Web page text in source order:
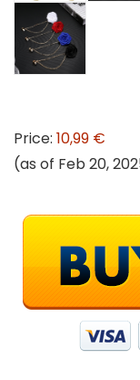
Price: 10,99 €
(as of Feb 20,